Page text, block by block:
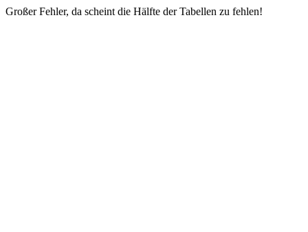
Großer Fehler, da scheint die Hälfte der Tabellen zu fehlen!